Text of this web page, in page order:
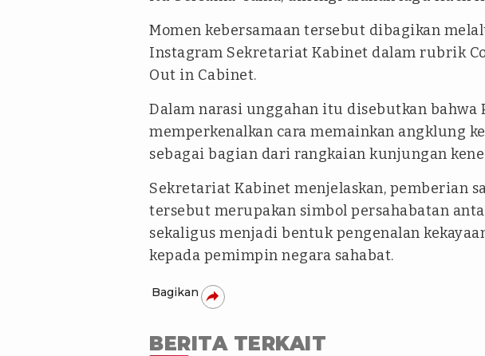
Momen kebersamaan tersebut dibagikan
Instagram Sekretariat Kabinet dalam rubrik
Out in Cabinet.
Dalam narasi unggahan itu disebutkan bahwa
memperkenalkan cara memainkan angklung
sebagai bagian dari rangkaian kunjungan
Sekretariat Kabinet menjelaskan, pemberian
tersebut merupakan simbol persahabatan
sekaligus menjadi bentuk pengenalan
kepada pemimpin negara sahabat.
Bagikan
BERITA TERKAIT